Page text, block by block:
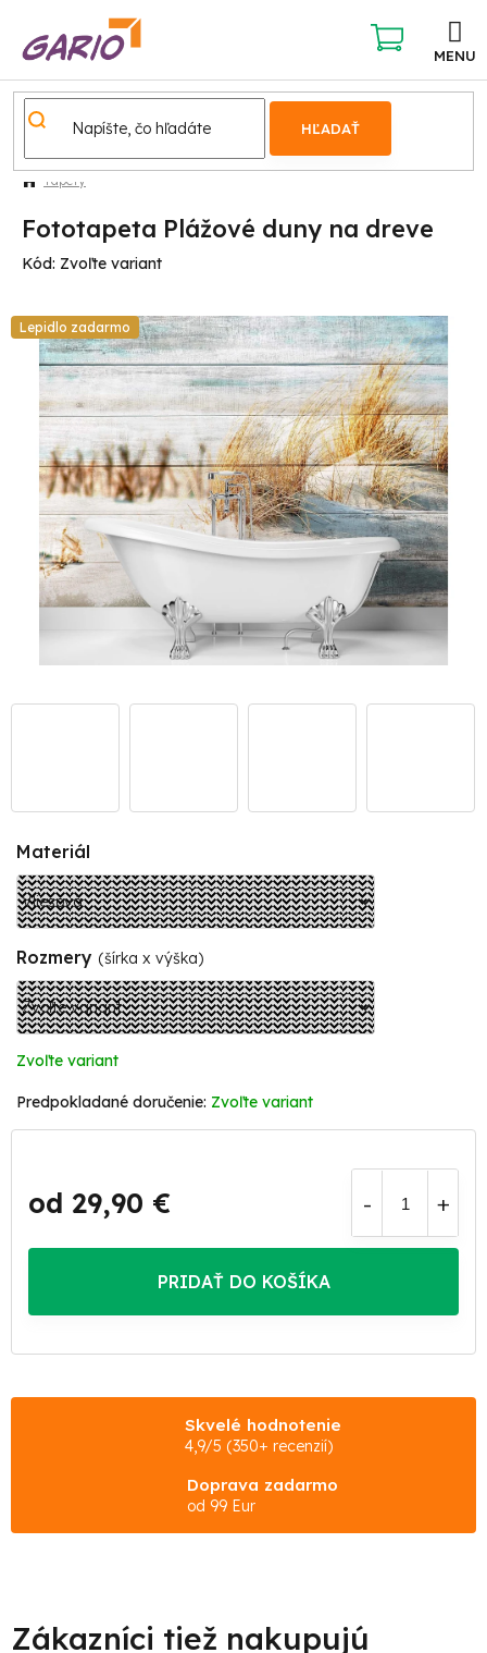
obsah
HĽADAŤ
NÁKUPNÝ
KOŠÍK
Tapety
Fototapeta Plážové duny na dreve
Kód: Zvoľte variant
Lepidlo zadarmo
Materiál
Rozmery (šírka x výška)
Zvoľte variant
Zvoľte variant
od 29,90 €
Jednotková
cena:
PRIDAŤ DO KOŠÍKA
Skvelé hodnotenie
4,9/5 (350+ recenzií)
Doprava zadarmo
od 99 Eur